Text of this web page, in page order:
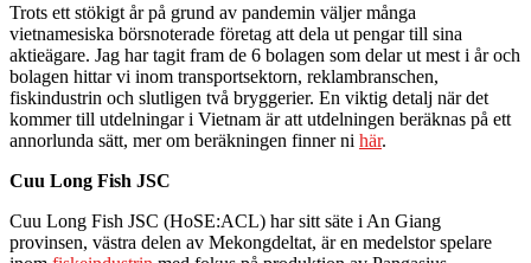
Trots ett stökigt år på grund av pandemin väljer många
vietnamesiska börsnoterade företag att dela ut pengar till sina
aktieägare. Jag har tagit fram de 6 bolagen som delar ut mest i år och
bolagen hittar vi inom transportsektorn, reklambranschen,
fiskindustrin och slutligen två bryggerier. En viktig detalj när det
kommer till utdelningar i Vietnam är att utdelningen beräknas på ett
annorlunda sätt, mer om beräkningen finner ni här.
Cuu Long Fish JSC
Cuu Long Fish JSC (HoSE:ACL) har sitt säte i An Giang
provinsen, västra delen av Mekongdeltat, är en medelstor spelare